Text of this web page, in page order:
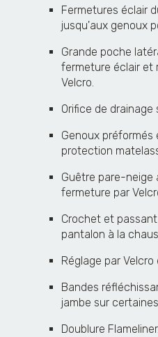
Fermetures éclair
jusqu'aux genoux
Grande poche
fermeture éclair et
Velcro.
Orifice de drainage
Genoux
protection
Guêtre pare-neige
fermeture par
Crochet et
pantalon à la
Réglage par
Bandes
jambe sur
Doublure Flameliner.